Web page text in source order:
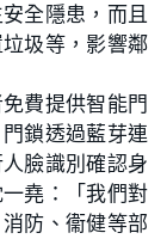
全隱患，而且
圾等，影響鄰
費提供智能門
鎖透過藍芽連
臉識別確認身
堯：「我們對
防、衞健等部